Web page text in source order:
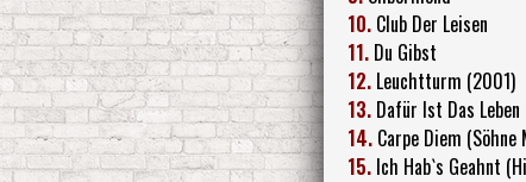
10. Club Der Leisen
11. Du Gibst
12. Leuchtturm (2001)
13. Dafür Ist Das Leben
14. Carpe Diem
15. Ich Hab`s Geahnt